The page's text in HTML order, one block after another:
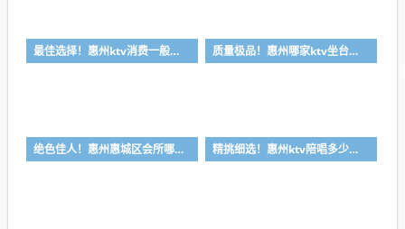
最佳选择！惠州ktv消费一般多少钱-首选金朗娱乐ktv会所消费行情推荐 质量极品！惠州哪家ktv坐台小费最高-首选喜悦酒店ktv会所消费行情推荐
绝色佳人！惠州惠城区会所哪家好-首选皇家公馆ktv会所消费行情推荐 精挑细选！惠州ktv陪唱多少钱-首选丽景国际ktv会所消费行情推荐